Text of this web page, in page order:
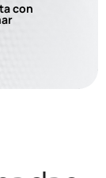
con